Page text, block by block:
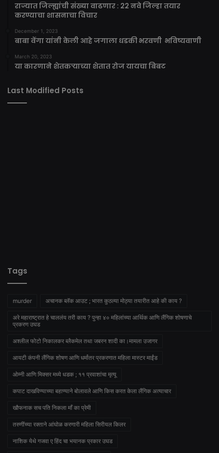
राज्यात जिल्ह्यांची संख्या वाढणार : 22 नवे जिल्हा तयार
करण्याचा शासनाचा विचार
December 1, 2023
बाबा वेंगा यांनी केली आहे जगाला धडकी भरवणी भविष्यवाणी
March 20, 2023
या कारणाने शेतकऱ्याच्या शेतात रोज यायचा बिबट
Last Modified Posts
Tags
murder अचानक ब्लॅक आउट ; भारत कुठल्या मोठ्या तयारीत आहे की काय ?
अरे महाराष्ट्रात हे चाललंय तरी काय ? पुन्हा ४० महिलांच्या आर्थिक आणि लैंगिक शोषणाचे
प्रकरण उघड
अश्लील फोटो निकालकर ब्लैकमेल तथा जबरन शादी का।मामला उजागर
आयटी कंपनी लैंगिक शोषण आणि धर्मांतर प्रकरणात महिला मास्टर माईंड
ओम्नी आणि मिक्सर मध्ये धडक ; ११ प्रवाशांचा मृत्यू
कपाट दाखविण्याच्या बहाण्याने बोलावले आणि किस करत केला लैंगिक अत्याचार
खौफनाक सच पति निकला माँ का प्रेमी
तरुणींच्या रक्ताने आंघोळ करणारी महिला सिरीयल किलर
नाशिक येथे गजवा ए हिंद चा भयानक प्रकार उघड